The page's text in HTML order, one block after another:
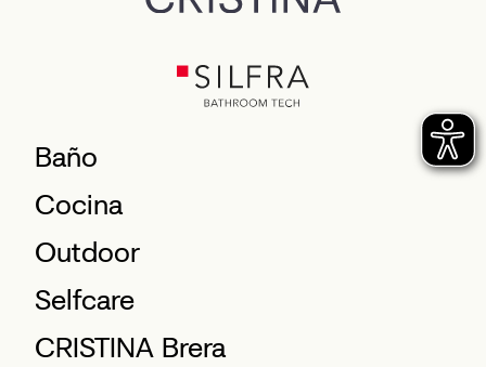
Baño
Cocina
Outdoor
Selfcare
CRISTINA Brera